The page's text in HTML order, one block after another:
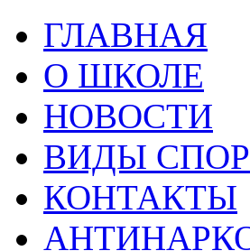
ГЛАВНАЯ
О ШКОЛЕ
НОВОСТИ
ВИДЫ
КОНТАКТЫ